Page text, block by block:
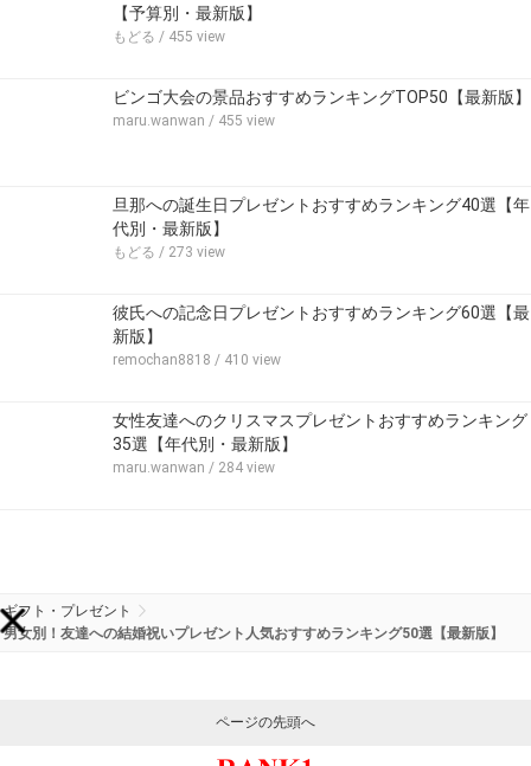
【予算別・最新版】
もどる / 455 view
ビンゴ大会の景品おすすめランキングTOP50【最新版】
maru.wanwan / 455 view
旦那への誕生日プレゼントおすすめランキング40選【年
代別・最新版】
もどる / 273 view
彼氏への記念日プレゼントおすすめランキング60選【最
新版】
remochan8818 / 410 view
女性友達へのクリスマスプレゼントおすすめランキング
35選【年代別・最新版】
maru.wanwan / 284 view
ギフト・プレゼント
男女別！友達への結婚祝いプレゼント人気おすすめランキング50選【最新版】
ページの先頭へ